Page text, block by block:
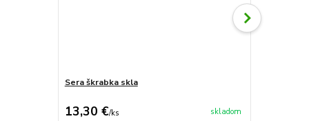
Sera škrabka skla
13,30 €/ks skladom